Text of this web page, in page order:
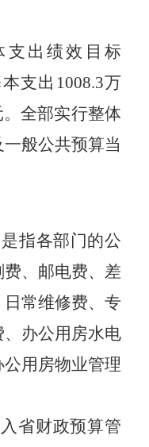
支出绩效目标
支出 1008.3万
全部实行整体
般公共预算当
指各部门的公
、邮电费、差
常维修费、专
办公用房水电
用房物业管理
省财政预算管